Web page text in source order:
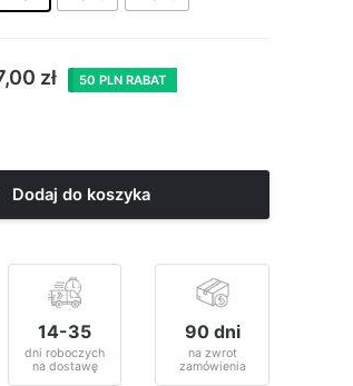
zł 50 PLN RABAT
Dodaj do koszyka
14-35
dni roboczych
na dostawę
90 dni
na zwrot
zamówienia